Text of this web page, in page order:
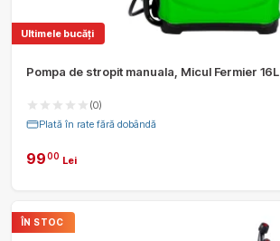
Ultimele bucăți
Pompa de stropit manuala, Micul Fermier 16L
(0)
Plată în rate fără dobândă
9900 Lei
ÎN STOC